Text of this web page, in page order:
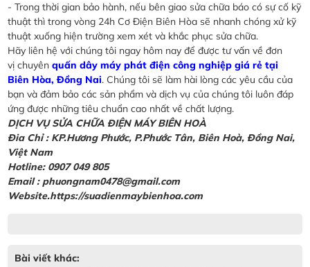
- Trong thời gian bảo hành, nếu bên giao sửa chữa báo có sự cố kỹ
thuật thì trong vòng 24h Cơ Điện Biên Hòa sẽ nhanh chóng xử kỹ
thuật xuống hiện trường xem xét và khắc phục sửa chữa.
Hãy liên hệ với chúng tôi ngay hôm nay để được tư vấn về đơn
vị chuyên quấn dây máy phát điện công nghiệp giá rẻ tại
Biên Hòa, Đồng Nai. Chúng tôi sẽ làm hài lòng các yêu cầu của
bạn và đảm bảo các sản phẩm và dịch vụ của chúng tôi luôn đáp
ứng được những tiêu chuẩn cao nhất về chất lượng.
DỊCH VỤ SỬA CHỮA ĐIỆN MÁY BIÊN HOÀ
Đia Chỉ : KP.Hương Phước, P.Phước Tân, Biên Hoà, Đồng Nai,
Việt Nam
Hotline: 0907 049 805
Email : phuongnam0478@gmail.com
Website.https://suadienmaybienhoa.com
Bài viết khác: